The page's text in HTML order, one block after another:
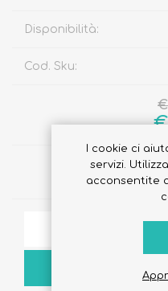
Disponibilità:
Cod. Sku:
Quantità:
I cookie ci
servizi.
acconsentite